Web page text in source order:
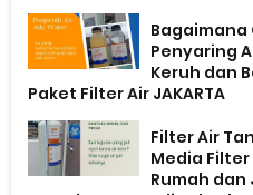
Bagaimana
Penyaring
Keruh dan
Paket Filter Air JAKARTA
Filter Air
Media
Rumah dan